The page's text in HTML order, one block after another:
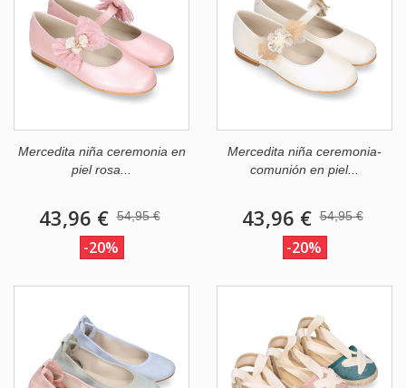
Mercedita niña ceremonia en
piel rosa...
43,96 € 54,95 €
-20%
Mercedita niña ceremonia-
comunión en piel...
43,96 € 54,95 €
-20%